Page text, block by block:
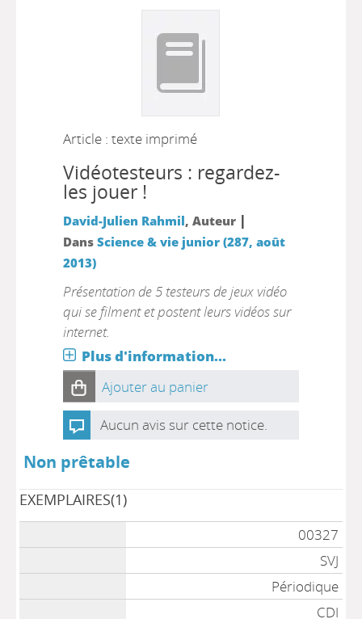
Article : texte imprimé
Vidéotesteurs : regardez-
les jouer !
David-Julien Rahmil, Auteur |
Dans Science & vie junior (287, août
2013)
Présentation de 5 testeurs de jeux vidéo
qui se filment et postent leurs vidéos sur
internet.
Plus d'information...
Ajouter au panier
Aucun avis sur cette notice.
Non prêtable
EXEMPLAIRES(1)
00327
SVJ
Périodique
CDI